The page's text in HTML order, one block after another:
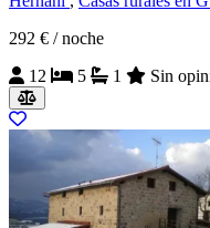
292 € / noche
12
5 1 Sin